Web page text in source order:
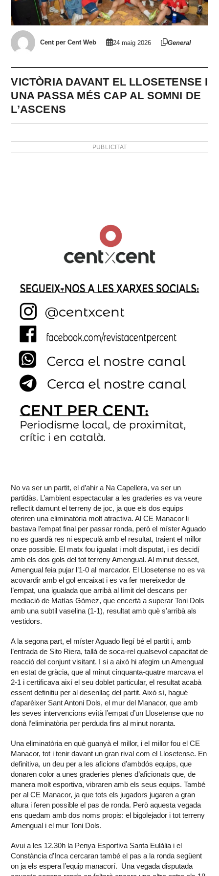
Cent per Cent Web 24 maig 2026 General
VICTÒRIA DAVANT EL LLOSETENSE I
UNA PASSA MÉS CAP AL SOMNI DE
L’ASCENS
PUBLICITAT
No va ser un partit, el d’ahir a Na Capellera, va ser un
partidàs. L’ambient espectacular a les graderies es va veure
reflectit damunt el terreny de joc, ja que els dos equips
oferiren una eliminatòria molt atractiva. Al CE Manacor li
bastava l’empat final per passar ronda, però el míster Aguado
no es guardà res ni especulà amb el resultat, traient el millor
onze possible. El matx fou igualat i molt disputat, i es decidí
amb els dos gols del tot terreny Amengual. Al minut desset,
Amengual feia pujar l’1-0 al marcador. El Llosetense no es va
acovardir amb el gol encaixat i es va fer mereixedor de
l’empat, una igualada que arribà al límit del descans per
mediació de Matías Gómez, que encertà a superar Toni Dols
amb una subtil vaselina (1-1), resultat amb què s’arribà als
vestidors.
A la segona part, el míster Aguado llegí bé el partit i, amb
l’entrada de Sito Riera, tallà de soca-rel qualsevol capacitat de
reacció del conjunt visitant. I si a això hi afegim un Amengual
en estat de gràcia, que al minut cinquanta-quatre marcava el
2-1 i certificava així el seu doblet particular, el resultat acabà
essent definitiu per al desenllaç del partit. Això sí, hagué
d’aparèixer Sant Antoni Dols, el mur del Manacor, que amb
les seves intervencions evità l’empat d’un Llosetense que no
donà l’eliminatòria per perduda fins al minut noranta.
Una eliminatòria en què guanyà el millor, i el millor fou el CE
Manacor, tot i tenir davant un gran rival com el Llosetense. En
definitiva, un deu per a les aficions d’ambdós equips, que
donaren color a unes graderies plenes d’aficionats que, de
manera molt esportiva, vibraren amb els seus equips. També
per al CE Manacor, ja que tots els jugadors jugaren a gran
altura i feren possible el pas de ronda. Però aquesta vegada
ens quedam amb dos noms propis: el bigolejador i tot terreny
Amengual i el mur Toni Dols.
Avui a les 12.30h la Penya Esportiva Santa Eulàlia i el
Constància d’Inca cercaran també el pas a la ronda següent
on ja els espera l’equip manacorí. Una vegada disputada